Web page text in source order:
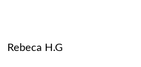
Rebeca H.G